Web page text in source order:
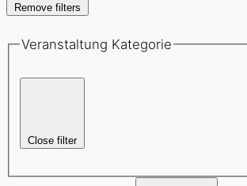
Remove filters
Veranstaltung Kategorie
Close filter